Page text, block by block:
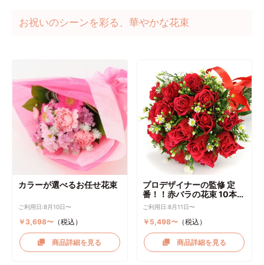
お祝いのシーンを彩る、華やかな花束
カラーが選べるお任せ花束
ご利用日:8月10日〜
￥3,698〜（税込）
商品詳細を見る
プロデザイナーの監修 定
番！！赤バラの花束 10本～
選択可能
ご利用日:8月11日〜
￥5,498〜 （税込）
商品詳細を見る